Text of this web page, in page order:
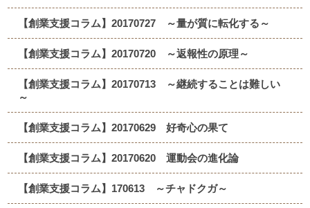
【創業支援コラム】20170727 ～量が質に転化する～
【創業支援コラム】20170720 ～返報性の原理～
【創業支援コラム】20170713 ～継続することは難しい
～
【創業支援コラム】20170629 好奇心の果て
【創業支援コラム】20170620 運動会の進化論
【創業支援コラム】170613 ～チャドクガ～